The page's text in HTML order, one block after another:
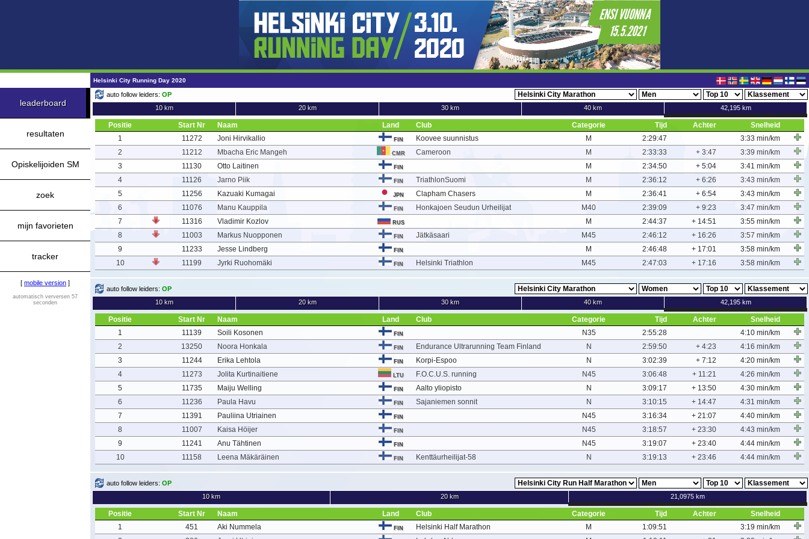
Helsinki City Running Day 2020
leaderboard
resultaten
Opiskelijoiden SM
zoek
mijn favorieten
tracker
[ mobile version ]
automatisch verversen 57
seconden
auto follow leiders: OP
10 km
20 km 30 km 40 km 42,195 km
Positie Start Nr Naam Land Club Categorie Tijd Achter
Snelheid
1
11272 Joni Hirvikallio FIN Koovee suunnistus M 2:29:47
3:33 min/km
2
11212 Mbacha Eric Mangeh CMR Cameroon M 2:33:33 + 3:47
3:39 min/km
3
11130 Otto Laitinen FIN M 2:34:50 + 5:04
3:41 min/km
4
11126 Jarno Piik FIN TriathlonSuomi M 2:36:12 + 6:26
3:43 min/km
5
11256 Kazuaki Kumagai JPN Clapham Chasers M 2:36:41 + 6:54
3:43 min/km
6
11076 Manu Kauppila FIN Honkajoen Seudun Urheilijat M40 2:39:09 + 9:23
3:47 min/km
7
11316 Vladimir Kozlov RUS M 2:44:37 + 14:51
3:55 min/km
8
11003 Markus Nuopponen FIN Jätkäsaari M45 2:46:12 + 16:26
3:57 min/km
9
11233 Jesse Lindberg FIN M 2:46:48 + 17:01
3:58 min/km
10
11199 Jyrki Ruohomäki FIN Helsinki Triathlon M45 2:47:03 + 17:16 3:58 min/km
auto follow leiders: OP
10 km
20 km 30 km 40 km 42,195 km
Positie Start Nr Naam Land Club Categorie Tijd Achter
Snelheid
1
11139 Soili Kosonen FIN N35 2:55:28
4:10 min/km
2
13250 Noora Honkala FIN Endurance Ultrarunning Team Finland N 2:59:50 + 4:23
4:16 min/km
3
11244 Erika Lehtola FIN Korpi-Espoo N 3:02:39 + 7:12
4:20 min/km
4
11273 Jolita Kurtinaitiene LTU F.O.C.U.S. running N45 3:06:48 + 11:21
4:26 min/km
5
11735 Maiju Welling FIN Aalto yliopisto N 3:09:17 + 13:50
4:30 min/km
6
11236 Paula Havu FIN Sajaniemen sonnit N 3:10:15 + 14:47
4:31 min/km
7
11391 Pauliina Utriainen FIN N45 3:16:34 + 21:07
4:40 min/km
8
11007 Kaisa Höijer FIN N45 3:18:57 + 23:30
4:43 min/km
9
11241 Anu Tähtinen FIN N45 3:19:07 + 23:40
4:44 min/km
10
11158 Leena Mäkäräinen FIN Kenttäurheilijat-58 N 3:19:13 + 23:46 4:44 min/km
auto follow leiders: OP
10 km
20 km 21,0975 km
Positie Start Nr Naam Land Club Categorie Tijd Achter
Snelheid
1
451 Aki Nummela FIN Helsinki Half Marathon M 1:09:51
3:19 min/km